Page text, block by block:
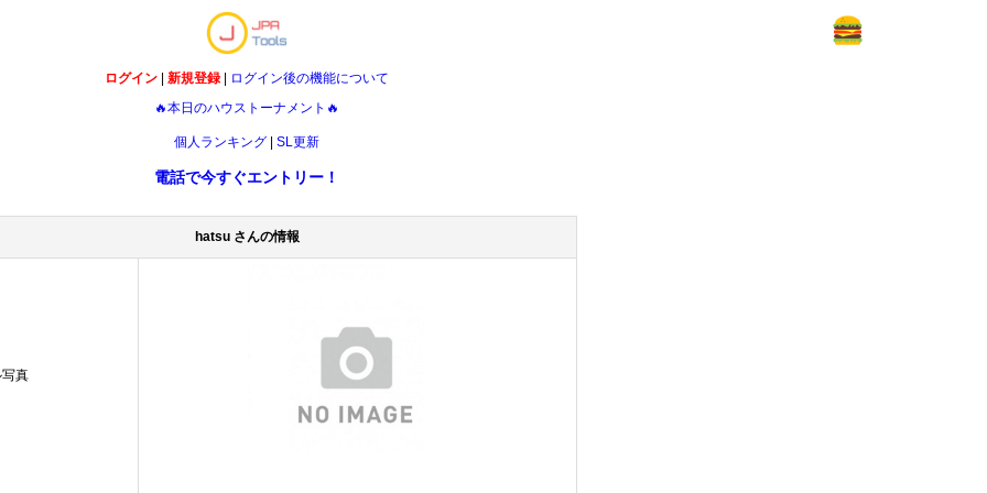
ログイン 新規登録|
ログイン後の機能について
🔥本日のハウストーナメント🔥
個人ランキング SL更新
電話で今すぐエントリー！
hatsu さんの情報
真